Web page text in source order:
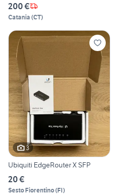
200 €
Catania (CT)
3
Ubiquiti EdgeRouter X SFP
20 €
Sesto Fiorentino(FI)